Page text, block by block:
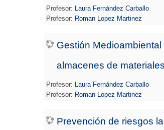
Profesor:
Laura Fernández Carballo
Profesor: Roman Lopez Martinez
Gestión
almacenes de
Profesor:
Laura Fernández Carballo
Profesor: Roman Lopez Martinez
Prevención de riesgos